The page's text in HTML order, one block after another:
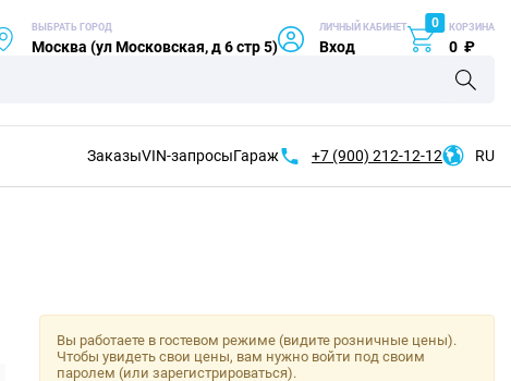
ВЫБРАТЬ ГОРОД
Москва (ул Московская, д 6 стр 5)
ЛИЧНЫЙ КАБИНЕТ
Вход
0 КОРЗИНА
0 ₽
ЗаказыVIN-запросыГараж +7 (900) 212-12-12 RU
Вы работаете в гостевом режиме (видите розничные цены).
Чтобы увидеть свои цены, вам нужно войти под своим
паролем (или зарегистрироваться).